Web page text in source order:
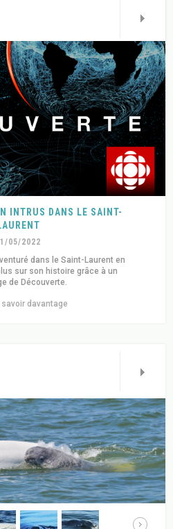
INTRUS DANS LE SAINT-
05/2022
dans le Saint-Laurent en
sur son histoire grâce à un
de Découverte.
savoir davantage